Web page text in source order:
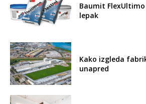
Baumit
lepak
Kako izgleda
unapred